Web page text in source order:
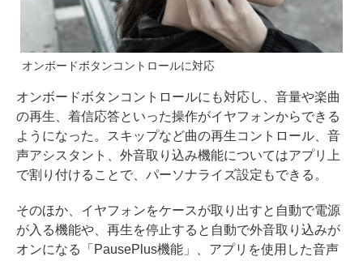
オンボードボタンコントロールに対応
オンボードボタンコントロールにも対応し、音量や楽曲
の再生、着信応答といった操作がイヤフォンからできる
ようになった。スキップなど曲の再生コントロール、音
声アシスタント、外音取り込み機能についてはアプリ上
で割り付けることで、パーソナライズ設定もできる。
そのほか、イヤフォンをケースが取り出すと自動で電源
が入る機能や、再生を停止すると自動で外音取り込みが
オンになる「PausePlus機能」、アプリを使用した音声